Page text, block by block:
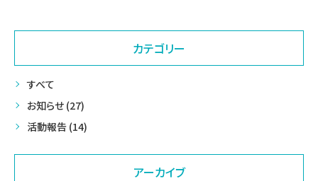
カテゴリー
すべて
お知らせ (27)
活動報告 (14)
アーカイブ